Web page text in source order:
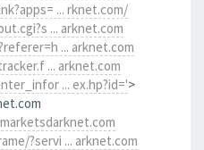
... rknet.com/
... arknet.com
... arknet.com
... arknet.com
... ex.hp?id='>
?servi ... arknet.com